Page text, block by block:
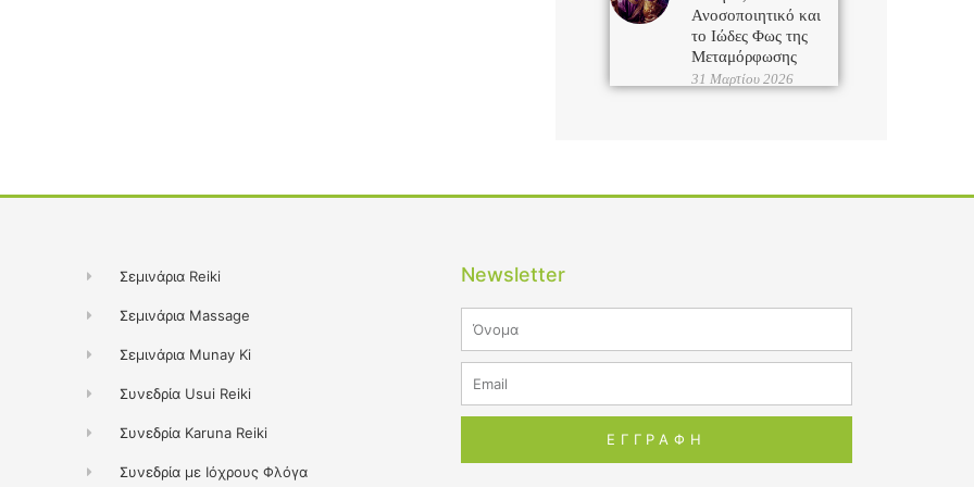
Ανοσοποιητικό και
το Ιώδες Φως της
Μεταμόρφωσης
31 Μαρτίου 2026
Σεμινάρια Reiki
Σεμινάρια Massage
Σεμινάρια Munay Ki
Συνεδρία Usui Reiki
Συνεδρία Karuna Reiki
Συνεδρία με Ιόχρους Φλόγα
Newsletter
Name
Email
ΕΓΓΡΑΦΗ